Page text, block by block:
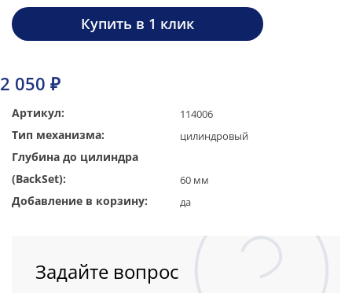
Артикул: 114006
Тип механизма: цилиндровый
Глубина до цилиндра
(BackSet):
60 мм
Добавление в корзину: да
2 050 ₽
Купить в 1 клик
Задайте вопрос